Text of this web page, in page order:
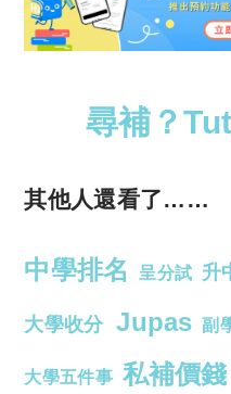
尋補？
其他人還看了……
中學排名 呈分試 升
大學收分 Jupas 副
大學五件事 私補價錢